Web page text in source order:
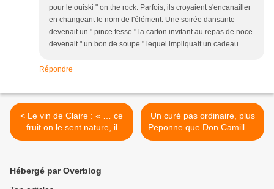
pour le ouiski " on the rock. Parfois, ils croyaient s'encanailler
en changeant le nom de l'élément. Une soirée dansante
devenait un " pince fesse " la carton invitant au repas de noce
devenait " un bon de soupe " lequel impliquait un cadeau.
Répondre
< Le vin de Claire : « … ce
fruit on le sent nature, il
s’exprime dans sa fraîcheur
d’orchidée pour Miss
Un curé pas ordinaire, plus
Peponne que Don Camillo «
si l’évangile ne marchait
Hébergé par Overblog